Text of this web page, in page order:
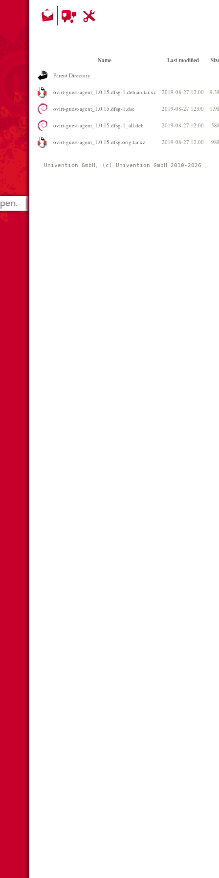
Name Last modified
Parent Directory
ovirt-guest-agent_1.0.15.dfsg-1.debian.tar.xz 2019-08-27 12:00
ovirt-guest-agent_1.0.15.dfsg-1.dsc 2019-08-27 12:00
ovirt-guest-agent_1.0.15.dfsg-1_all.deb 2019-08-27 12:00
ovirt-guest-agent_1.0.15.dfsg.orig.tar.xz 2019-08-27 12:00
Univention GmbH, (c) Univention GmbH 2010-2026